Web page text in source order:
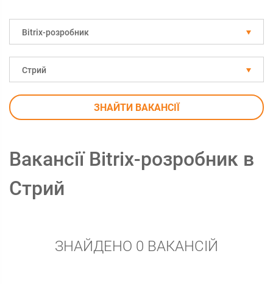
Bitrix-розробник
Стрий
ЗНАЙТИ ВАКАНСІЇ
Вакансії Bitrix-розробник в
Стрий
ЗНАЙДЕНО 0 ВАКАНСІЙ